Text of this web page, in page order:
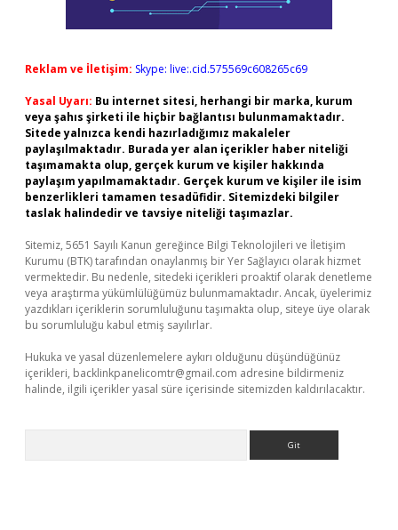
Reklam ve İletişim: Skype: live:.cid.575569c608265c69
Yasal Uyarı: Bu internet sitesi, herhangi bir marka, kurum
veya şahıs şirketi ile hiçbir bağlantısı bulunmamaktadır.
Sitede yalnızca kendi hazırladığımız makaleler
paylaşılmaktadır. Burada yer alan içerikler haber niteliği
taşımamakta olup, gerçek kurum ve kişiler hakkında
paylaşım yapılmamaktadır. Gerçek kurum ve kişiler ile isim
benzerlikleri tamamen tesadüfidir. Sitemizdeki bilgiler
taslak halindedir ve tavsiye niteliği taşımazlar.
Sitemiz, 5651 Sayılı Kanun gereğince Bilgi Teknolojileri ve İletişim
Kurumu (BTK) tarafından onaylanmış bir Yer Sağlayıcı olarak hizmet
vermektedir. Bu nedenle, sitedeki içerikleri proaktif olarak denetleme
veya araştırma yükümlülüğümüz bulunmamaktadır. Ancak, üyelerimiz
yazdıkları içeriklerin sorumluluğunu taşımakta olup, siteye üye olarak
bu sorumluluğu kabul etmiş sayılırlar.
Hukuka ve yasal düzenlemelere aykırı olduğunu düşündüğünüz
içerikleri, backlinkpanelicomtr@gmail.com adresine bildirmeniz
halinde, ilgili içerikler yasal süre içerisinde sitemizden kaldırılacaktır.